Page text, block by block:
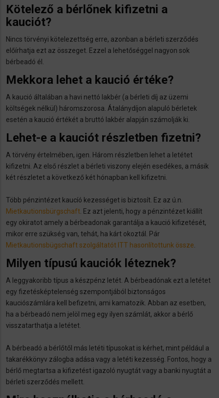
Kötelező a bérlőnek kifizetni a
kauciót?
Nincs törvényi kötelezettség erre, azonban a bérleti szerződés
előírhatja ezt az összeget. Ezzel a lehetőséggel nagyon sok
bérbeadó él.
Mekkora lehet a kaució értéke?
A kaució általában a havi nettó lakbér (a bérleti díj az üzemi
költségek nélkül) háromszorosa. Átalánydíjon alapuló bérletek
esetén a kaució értékét a bruttó lakbér alapján számolják ki.
Lehet-e a kauciót részletben fizetni?
A törvény értelmében, igen. Három részletben lehet a letétet
kifizetni. Az első részlet a bérleti viszony elején esedékes, a másik
két részletet a következő két hónapban kell kifizetni.
Több pénzintézet kaucíó kezességet is biztosít. Ez az ú.n.
Mietkautionsbürgschaft . Ez azt jelenti, hogy a pénzintézet kiállít
egy okiratot amely a bérbeadonak garantálja a kaució kifizetését,
mikor erre szükség van, tehát, ha kárt okoztál. Pár
Mietkautionsbügschaft szolgáltatót ITT hasonlítottunk össze
Milyen típusú kauciók léteznek?
A leggyakoribb típus a készpénz letét. A bérbeadónak ezt a letétet
egy fizetésképtelenség szempontjából biztonságos
kauciószámlára kell befizetni, ami kamatozik. Abban az esetben,
ha a bérbeadó nem jelöl meg egy ilyen számlát, akkor a bérlő
visszatarthatja a letétet.
A bérbeadó a bérlőtől más letéti típusokat is kérhet, mint például a
takarékkönyv zálogba adása vagy a letéti kezesség. Fontos, hogy a
bérlő megtartsa a kifizetést igazoló nyugtát vagy a banki nyugtát a
bérleti szerződés mellett.